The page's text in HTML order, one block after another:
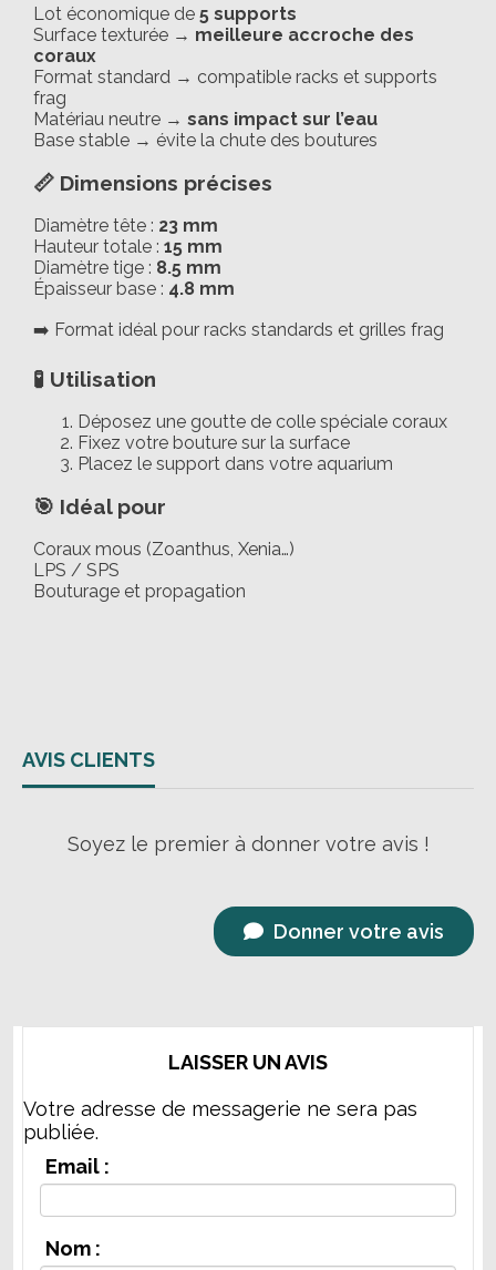
Lot économique de 5 supports
Surface texturée → meilleure accroche des
coraux
Format standard → compatible racks et supports
frag
Matériau neutre → sans impact sur l’eau
Base stable → évite la chute des boutures
📏 Dimensions précises
Diamètre tête : 23 mm
Hauteur totale : 15 mm
Diamètre tige : 8.5 mm
Épaisseur base : 4.8 mm
➡️ Format idéal pour racks standards et grilles frag
🧪 Utilisation
Déposez une goutte de colle spéciale coraux
Fixez votre bouture sur la surface
Placez le support dans votre aquarium
🎯 Idéal pour
Coraux mous (Zoanthus, Xenia…)
LPS / SPS
Bouturage et propagation
AVIS CLIENTS
Soyez le premier à donner votre avis !
Donner votre avis
LAISSER UN AVIS
Votre adresse de messagerie ne sera pas
publiée.
Email :
Nom :